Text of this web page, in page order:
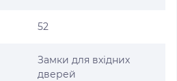
52
Замки для вхідних
дверей